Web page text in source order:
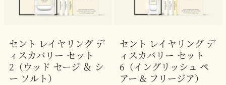
セント レイヤリング デ
ィスカバリー セット
2（ウッド セージ ＆ シ
ー ソルト）
セント レイヤリング デ
ィスカバリー セット
6（イングリッシュ ペ
アー & フリージア）